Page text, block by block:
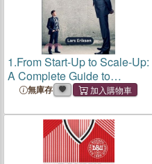
1.From Start-Up to Scale-Up:
A Complete Guide to
Business Growth
無庫存